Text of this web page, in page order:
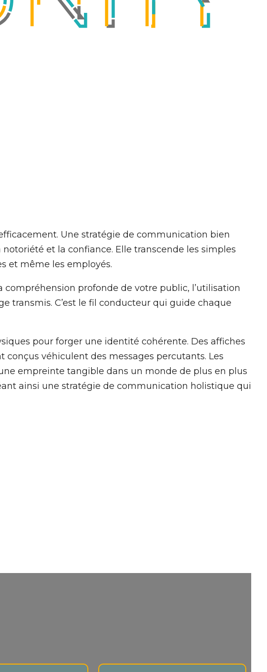
Une stratégie de communication bien
et la confiance. Elle transcende les simples
et même les employés.
profonde de votre public, l’utilisation
transmis. C’est le fil conducteur qui guide chaque
pour forger une identité cohérente. Des affiches
véhiculent des messages percutants. Les
empreinte tangible dans un monde de plus en plus
ainsi une stratégie de communication holistique qui